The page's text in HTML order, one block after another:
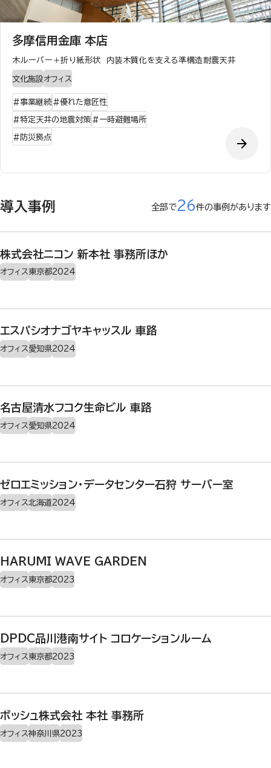
多摩信用金庫 本店
木ルーバー＋折り紙形状 内装木質化を支える準構造耐震天井
文化施設オフィス
#事業継続 #優れた意匠性
#特定天井の地震対策 #一時避難場所
#防災拠点
導入事例 全部で26件の事例があります
株式会社ニコン 新本社 事務所ほか
オフィス東京都2024
エスパシオナゴヤキャッスル 車路
オフィス愛知県2024
名古屋清水フコク生命ビル 車路
オフィス愛知県2024
ゼロエミッション・データセンター石狩 サーバー室
オフィス北海道2024
HARUMI WAVE GARDEN
オフィス東京都2023
DPDC品川港南サイト コロケーションルーム
オフィス東京都2023
ボッシュ株式会社 本社 事務所
オフィス神奈川県2023